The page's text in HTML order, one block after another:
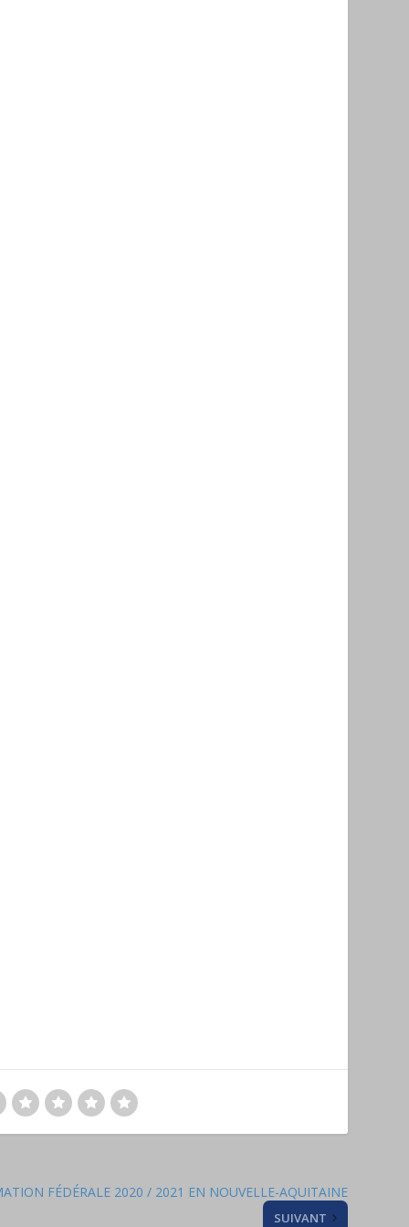
FÉDÉRALE 2020 / 2021 EN NOUVELLE-AQUITAINE
SUIVANT